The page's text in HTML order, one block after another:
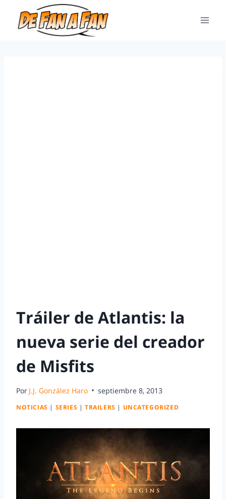
Tráiler de Atlantis: la
nueva serie del creador
de Misfits
Por J.J. González Haro septiembre 8, 2013
NOTICIAS | SERIES | TRAILERS | UNCATEGORIZED